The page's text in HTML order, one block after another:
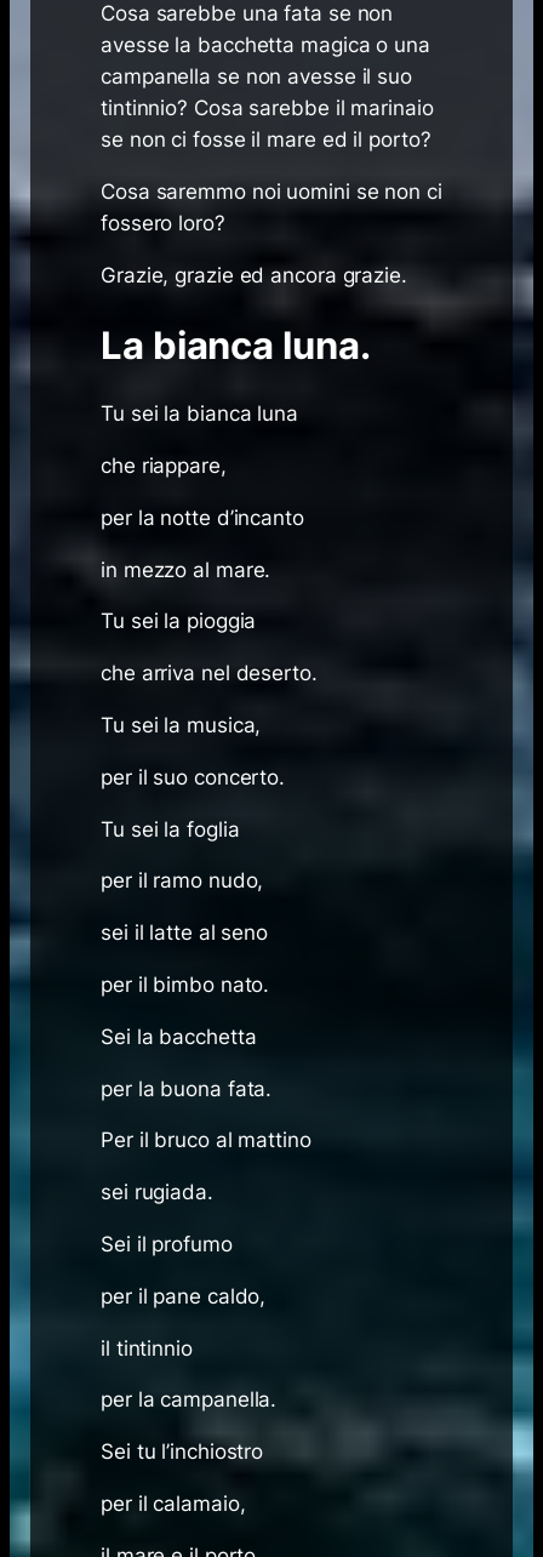
Cosa sarebbe una fata se non
avesse la bacchetta magica o una
campanella se non avesse il suo
tintinnio? Cosa sarebbe il marinaio
se non ci fosse il mare ed il porto?
Cosa saremmo noi uomini se non ci
fossero loro?
Grazie, grazie ed ancora grazie.
La bianca luna.
Tu sei la bianca luna
che riappare,
per la notte d’incanto
in mezzo al mare.
Tu sei la pioggia
che arriva nel deserto.
Tu sei la musica,
per il suo concerto.
Tu sei la foglia
per il ramo nudo,
sei il latte al seno
per il bimbo nato.
Sei la bacchetta
per la buona fata.
Per il bruco al mattino
sei rugiada.
Sei il profumo
per il pane caldo,
il tintinnio
per la campanella.
Sei tu l’inchiostro
per il calamaio,